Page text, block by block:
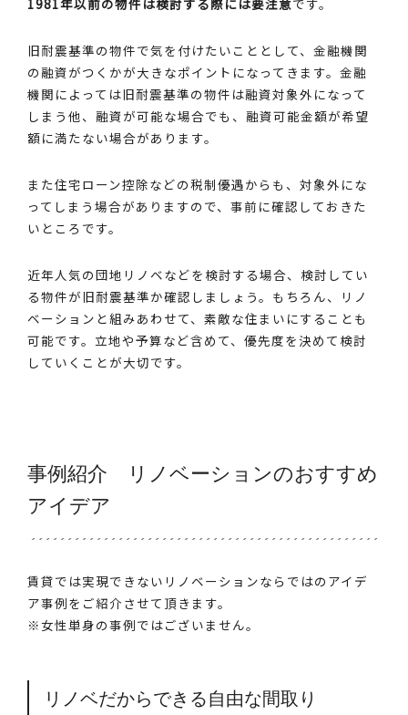
1981年以前の物件は検討する際には要注意です。
旧耐震基準の物件で気を付けたいこととして、金融機関
の融資がつくかが大きなポイントになってきます。金融
機関によっては旧耐震基準の物件は融資対象外になって
しまう他、融資が可能な場合でも、融資可能金額が希望
額に満たない場合があります。
また住宅ローン控除などの税制優遇からも、対象外にな
ってしまう場合がありますので、事前に確認しておきた
いところです。
近年人気の団地リノベなどを検討する場合、検討してい
る物件が旧耐震基準か確認しましょう。もちろん、リノ
ベーションと組みあわせて、素敵な住まいにすることも
可能です。立地や予算など含めて、優先度を決めて検討
していくことが大切です。
事例紹介 リノベーションのおすすめ
アイデア
賃貸では実現できないリノベーションならではのアイデ
ア事例をご紹介させて頂きます。
※女性単身の事例ではございません。
リノベだからできる自由な間取り